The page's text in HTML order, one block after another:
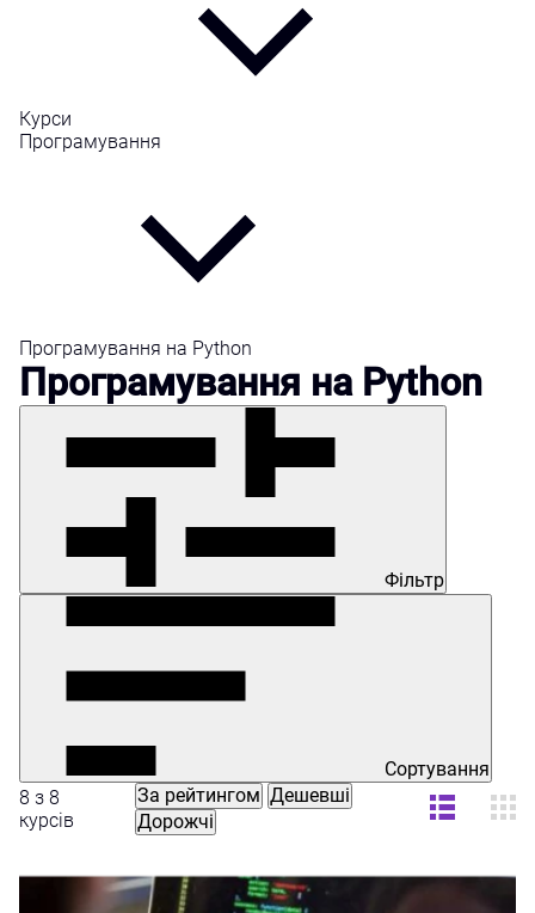
Курси
Програмування
Програмування на Python
Програмування на Python
Фільтр
Сортування
8 з 8
курсів
За рейтингом Дешевші
Дорожчі